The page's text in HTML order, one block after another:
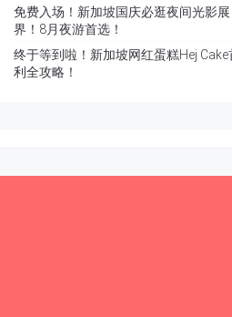
免费入场！新加坡国庆必逛夜间光影
界！8月夜游首选！
终于等到啦！新加坡网红蛋糕Hej
利全攻略！